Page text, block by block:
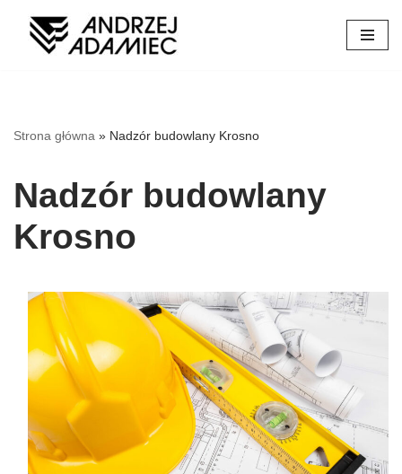
Przejdź
Strona główna » Nadzór budowlany Krosno
Nadzór budowlany
Krosno